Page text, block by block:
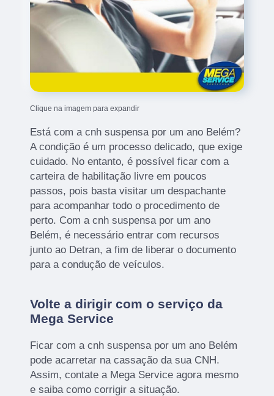
Clique na imagem para expandir
Está com a cnh suspensa por um ano Belém?
A condição é um processo delicado, que exige
cuidado. No entanto, é possível ficar com a
carteira de habilitação livre em poucos
passos, pois basta visitar um despachante
para acompanhar todo o procedimento de
perto. Com a cnh suspensa por um ano
Belém, é necessário entrar com recursos
junto ao Detran, a fim de liberar o documento
para a condução de veículos.
Volte a dirigir com o serviço da
Mega Service
Ficar com a cnh suspensa por um ano Belém
pode acarretar na cassação da sua CNH.
Assim, contate a Mega Service agora mesmo
e saiba como corrigir a situação.